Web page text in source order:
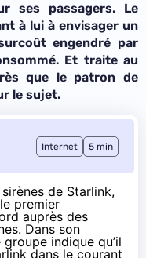
ses passagers. Le
à lui à envisager un
engendré par
Et traite au
que le patron de
le sujet.
Internet 5 min
de Starlink,
premier
auprès des
Dans son
indique qu’il
dans le courant